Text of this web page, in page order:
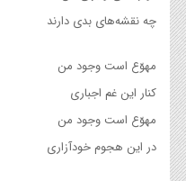
چه نقشه‌های بدی دارند
مهوّع است وجود من
کنار این غم اجباری
مهوّع است وجود من
در این هجوم خودآزاری